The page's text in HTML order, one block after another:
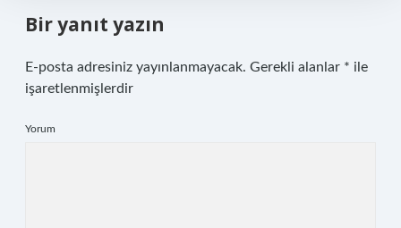
Bir yanıt yazın
E-posta adresiniz yayınlanmayacak. Gerekli alanlar * ile
işaretlenmişlerdir
Yorum